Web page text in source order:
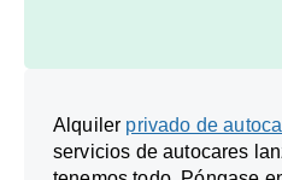
Alquiler privado de
servicios de autocares